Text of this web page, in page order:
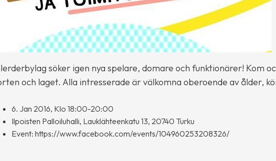
söker igen nya spelare, domare och funktionärer! Kom
och laget. Alla intresserade är välkomna oberoende av ålder,
6. Jan 2016, Klo 18:00-20:00
Ilpoisten Palloiluhalli, Lauklähteenkatu 13, 20740 Turku
Event: https://www.facebook.com/events/104960253208326/